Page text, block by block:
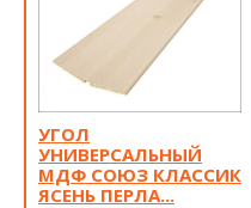
УГОЛ
УНИВЕРСАЛЬНЫЙ
МДФ СОЮЗ КЛАССИК
ЯСЕНЬ ПЕРЛА...